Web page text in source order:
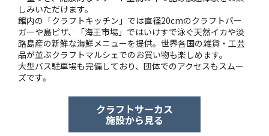
しみいただけます。
館内の「クラフトキッチン」では直径20cmのクラフトバー
ガーや島ピザ、「海王市場」ではいけすで泳ぐ天然イカや淡
路島産の新鮮な海鮮メニューを提供。世界各国の雑貨・工芸
品が並ぶクラフトマルシェでのお買い物も楽しめます。
大型バス駐車場も完備しており、団体でのアクセスもスムー
ズです。